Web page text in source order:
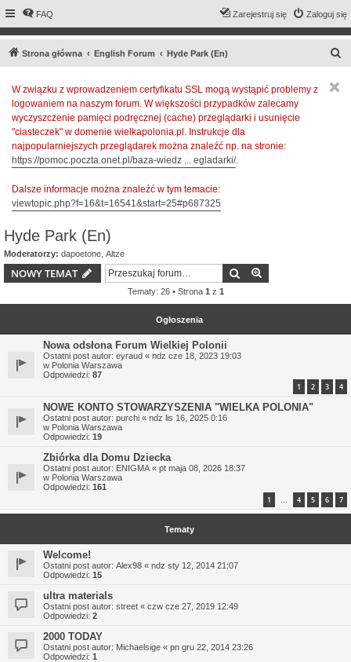
FAQ Zaloguj się
Zarejestruj się
Strona główna English Forum Hyde Park (En)
W związku z wprowadzeniem certyfikatu SSL mogą wystąpić problemy z
logowaniem na naszym forum. W większości przypadków zalecamy
wyczyszczenie pamięci podręcznej (cache) przeglądarki i usunięcie
"ciasteczek" w domenie wielkapolonia.pl. Instrukcje dla
najpopularniejszych przeglądarek można znaleźć np. na stronie:
https://pomoc.poczta.onet.pl/baza-wiedz ... egladarki/.
Dalsze informacje można znaleźć w tym temacie:
viewtopic.php?f=16&t=16541&start=25#p687325
Hyde Park (En)
Moderatorzy: dapoetone Altze
NOWY TEMAT Szukaj
Tematy: 26 • Strona 1 z 1
Ogłoszenia
Nowa odsłona Forum Wielkiej Polonii
Ostatni post autor: eyraud « ndz cze 18, 2023 19:03
w Polonia Warszawa
Odpowiedzi: 87
1 2 3 4
NOWE KONTO STOWARZYSZENIA "WIELKA POLONIA"
Ostatni post autor: purchi « ndz lis 16, 2025 0:16
w Polonia Warszawa
Odpowiedzi: 19
Zbiórka dla Domu Dziecka
Ostatni post autor: ENIGMA « pt maja 08, 2026 18:37
w Polonia Warszawa
Odpowiedzi: 161
1 … 4 5 6 7
Tematy
Welcome!
Ostatni post autor: Alex98 « ndz sty 12, 2014 21:07
Odpowiedzi: 15
ultra materials
Ostatni post autor: street « czw cze 27, 2019 12:49
Odpowiedzi: 2
2000 TODAY
Ostatni post autor: Michaelsige « pn gru 22, 2014 23:26
Odpowiedzi: 1